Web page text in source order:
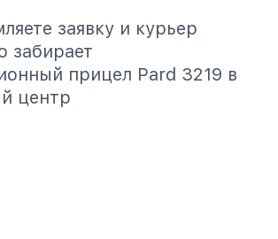
заявку и курьер
забирает
прицел Pard 3219 в
центр